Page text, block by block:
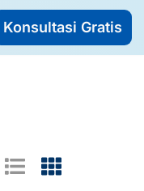
Konsultasi Gratis